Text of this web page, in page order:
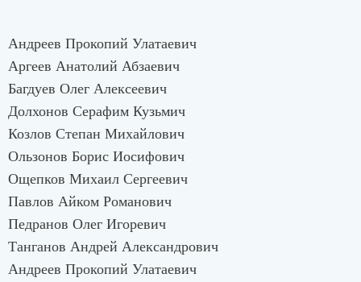
Андреев Прокопий Улатаевич
Аргеев Анатолий Абзаевич
Багдуев Олег Алексеевич
Долхонов Серафим Кузьмич
Козлов Степан Михайлович
Ользонов Борис Иосифович
Ощепков Михаил Сергеевич
Павлов Айком Романович
Педранов Олег Игоревич
Танганов Андрей Александрович
Андреев Прокопий Улатаевич